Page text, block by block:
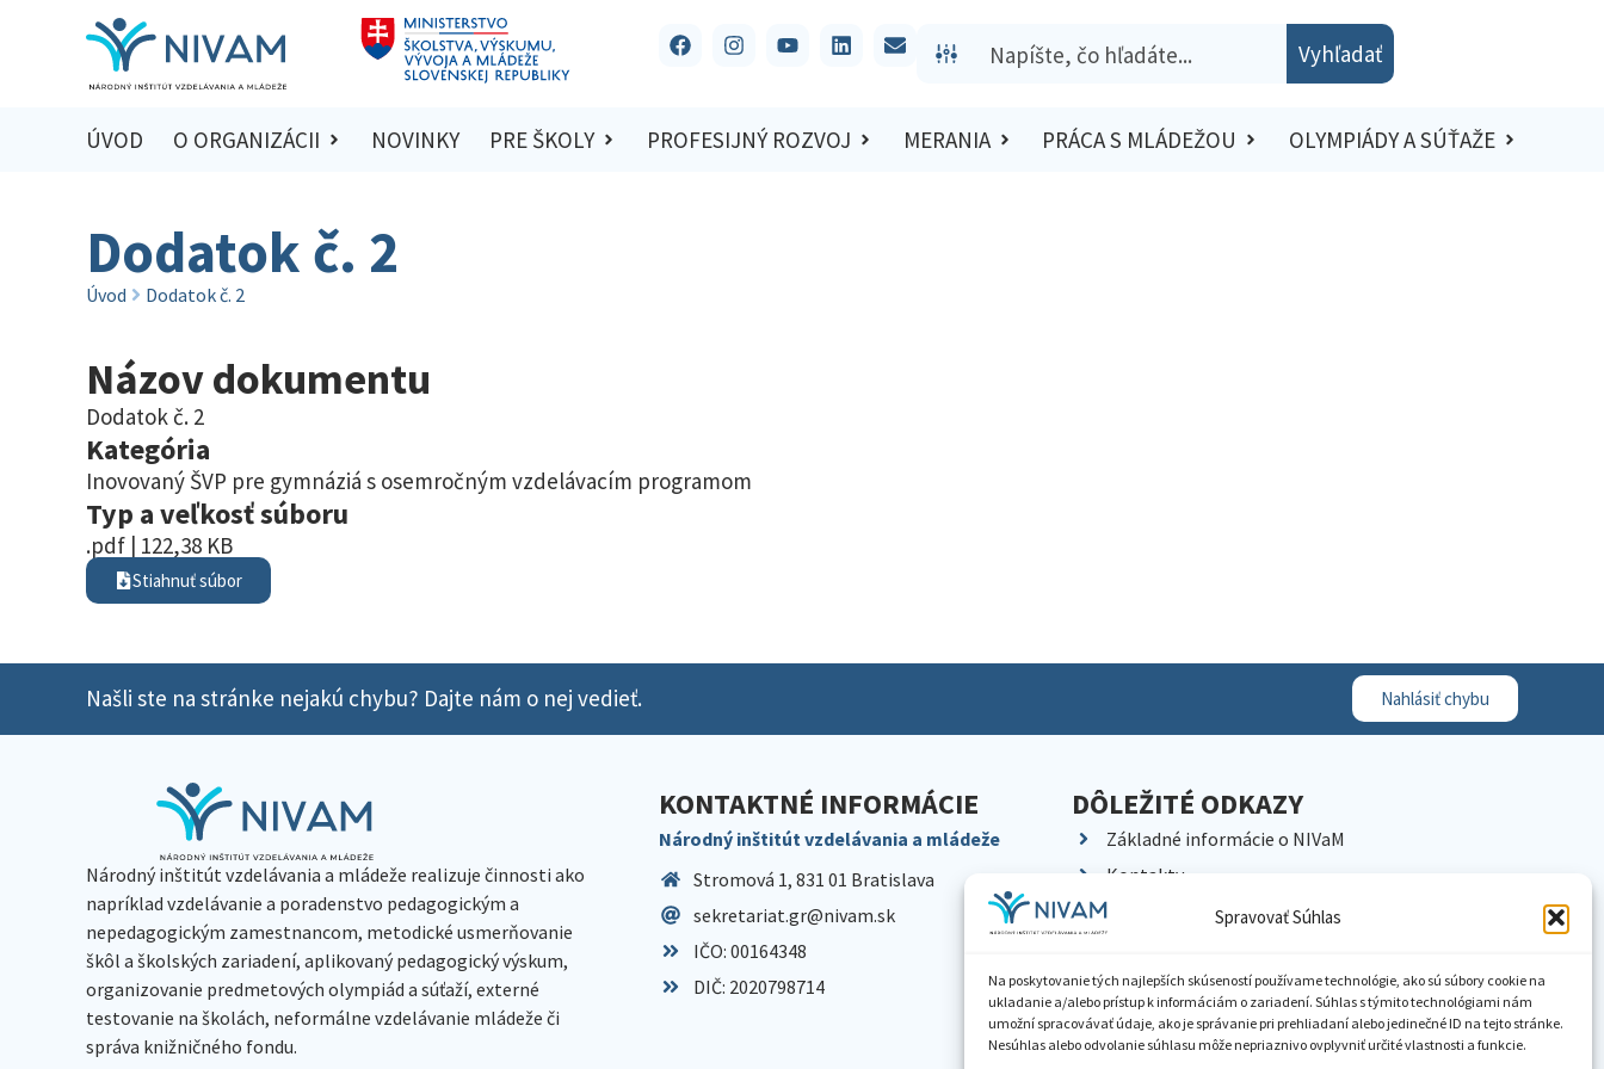
Spravovať Súhlas
Na poskytovanie tých najlepších skúseností používame technológie, ako sú súbory cookie na
ukladanie a/alebo prístup k informáciám o zariadení. Súhlas s týmito technológiami nám
umožní spracovávať údaje, ako je správanie pri prehliadaní alebo jedinečné ID na tejto stránke.
Nesúhlas alebo odvolanie súhlasu môže nepriaznivo ovplyvniť určité vlastnosti a funkcie.
Vyhľadať
ÚVOD O ORGANIZÁCII NOVINKY PRE ŠKOLY PROFESIJNÝ ROZVOJ MERANIA PRÁCA S MLÁDEŽOU OLYMPIÁDY A SÚŤAŽE
Dodatok č. 2
Úvod Dodatok č. 2
Názov dokumentu
Dodatok č. 2
Kategória
Inovovaný ŠVP pre gymnáziá s osemročným vzdelávacím programom
Typ a veľkosť súboru
.pdf | 122,38 KB
Stiahnuť súbor
Našli ste na stránke nejakú chybu? Dajte nám o nej vedieť. Nahlásiť chybu
Národný inštitút vzdelávania a mládeže realizuje činnosti ako
napríklad vzdelávanie a poradenstvo pedagogickým a
nepedagogickým zamestnancom, metodické usmerňovanie
škôl a školských zariadení, aplikovaný pedagogický výskum,
organizovanie predmetových olympiád a súťaží, externé
testovanie na školách, neformálne vzdelávanie mládeže či
správa knižničného fondu.
KONTAKTNÉ INFORMÁCIE
Národný inštitút vzdelávania a mládeže
Stromová 1, 831 01 Bratislava
sekretariat.gr@nivam.sk
IČO: 00164348
DIČ: 2020798714
DÔLEŽITÉ ODKAZY
Základné informácie o NIVaM
Kontakty
Kariéra
Pracoviská NIVaM
Dokumenty inštitúcie
Knižnica